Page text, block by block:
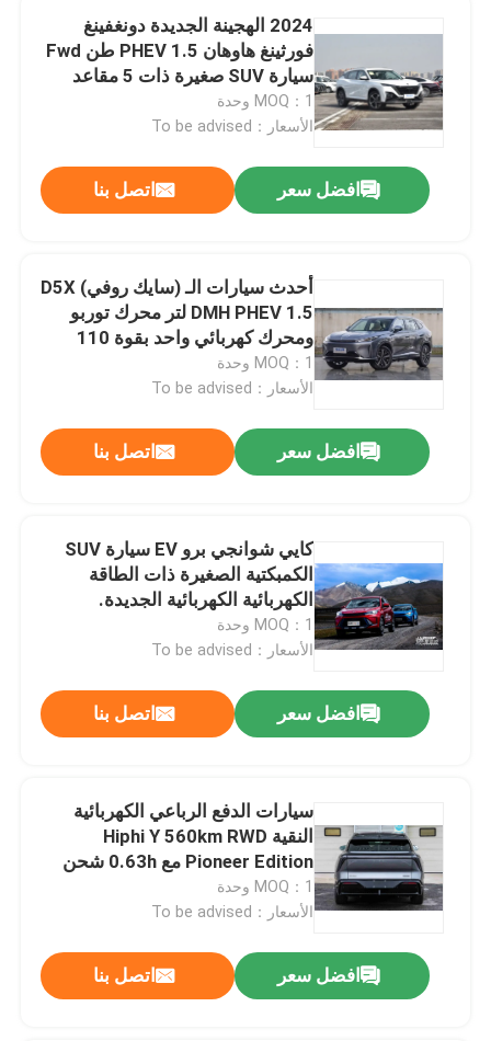
جولة في المعمل
ضبط الجودة
طلب اقتباس
السيارات المستعملة
بيور اليكتريك للسيارات
سيارات كهربائية كبيرة
سيارات كهربائية صديقة للبيئة
سيارات كهربائية عالية الأداء
سيارات كهربائية طويلة المدى
سيارات ميني EV
2024 الهجينة الجديدة دونغفينغ
فورثينغ هاوهان PHEV 1.5 طن Fwd
سيارة SUV صغيرة ذات 5 مقاعد
سيارة البنزين الكهربائية الهجينة
MOQ：1 وحدة
الأسعار：To be advised
افضل سعر اتصل بنا
أحدث سيارات الـ (سايك روفي) D5X
DMH PHEV 1.5 لتر محرك توربو
ومحرك كهربائي واحد بقوة 110
كيلوواط / 235 نتر
MOQ：1 وحدة
الأسعار：To be advised
افضل سعر اتصل بنا
كايي شوانجي برو EV سيارة SUV
الكمبكتية الصغيرة ذات الطاقة
الكهربائية الكهربائية الجديدة.
MOQ：1 وحدة
الأسعار：To be advised
افضل سعر اتصل بنا
سيارات الدفع الرباعي الكهربائية
النقية Hiphi Y 560km RWD
Pioneer Edition مع 0.63h شحن
336PSmotorpower سيارة نيو إيف
MOQ：1 وحدة
الأسعار：To be advised
افضل سعر اتصل بنا